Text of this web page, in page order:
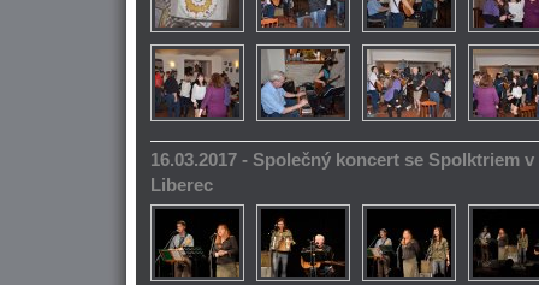
16.03.2017 - Společný koncert se Spolktriem
Liberec